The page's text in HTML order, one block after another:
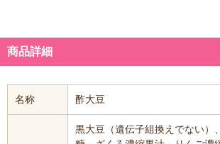
商品詳細
名称 酢大豆
黒大豆（遺伝子組換えでない）